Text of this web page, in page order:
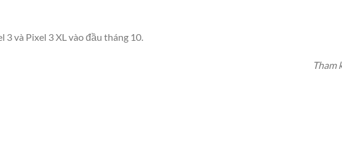
và Pixel 3 XL vào đầu tháng 10.
Tham